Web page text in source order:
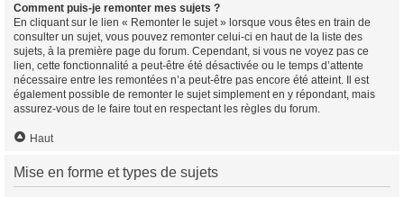
Comment puis-je remonter mes sujets ?
En cliquant sur le lien « Remonter le sujet » lorsque vous êtes en train de
consulter un sujet, vous pouvez remonter celui-ci en haut de la liste des
sujets, à la première page du forum. Cependant, si vous ne voyez pas ce
lien, cette fonctionnalité a peut-être été désactivée ou le temps d’attente
nécessaire entre les remontées n’a peut-être pas encore été atteint. Il est
également possible de remonter le sujet simplement en y répondant, mais
assurez-vous de le faire tout en respectant les règles du forum.
Haut
Mise en forme et types de sujets